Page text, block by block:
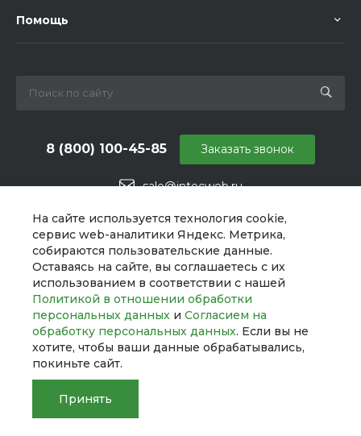
На сайте используется технология cookie,
сервис web-аналитики Яндекс. Метрика,
собираются пользовательские данные.
Оставаясь на сайте, вы соглашаетесь с их
использованием в соответствии с нашей
Политикой в отношении обработки
персональных данных и Согласием на
обработку персональных данных. Если вы не
хотите, чтобы ваши данные обрабатывались,
покиньте сайт.
Принять
Помощь
sale@intecweb.ru
8 (800) 100-45-85
г. Москва, ул. Даниловский Вал, 1
Заказать звонок
© 2026 UNIBox, Все права защищены